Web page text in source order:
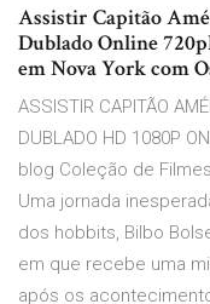
Assistir Capitão
Dublado Online
em Nova York com
ASSISTIR CAPITÃO
DUBLADO HD 1080P
blog Coleção de
Uma jornada
dos hobbits, Bilbo
em que recebe uma
após os